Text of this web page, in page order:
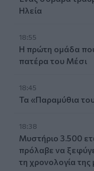
Ηλεία
18:55
Η πρώτη ομάδα
πατέρα του Μέσι
18:45
Τα «Παραμύθια
18:38
Μυστήριο 3.500
πρόλαβε να
τη χρονολογία